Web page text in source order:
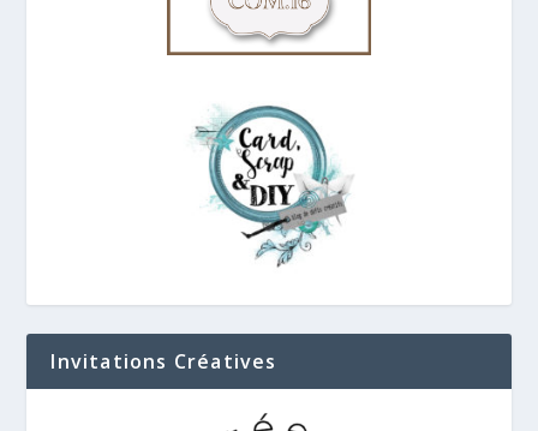
Invitations Créatives